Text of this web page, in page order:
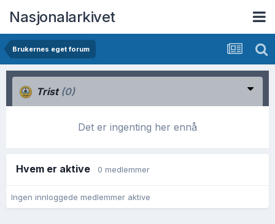
Nasjonalarkivet
Brukernes eget forum
Trist (0)
Det er ingenting her ennå
Hvem er aktive 0 medlemmer
Ingen innloggede medlemmer aktive